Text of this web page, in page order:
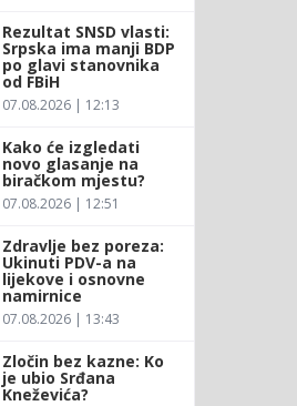
Rezultat SNSD vlasti:
Srpska ima manji BDP
po glavi stanovnika
od FBiH
07.08.2026 | 12:13
Kako će izgledati
novo glasanje na
biračkom mjestu?
07.08.2026 | 12:51
Zdravlje bez poreza:
Ukinuti PDV-a na
lijekove i osnovne
namirnice
07.08.2026 | 13:43
Zločin bez kazne: Ko
je ubio Srđana
Kneževića?